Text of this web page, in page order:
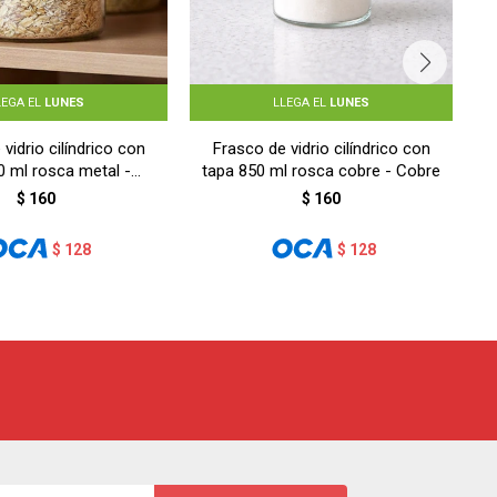
EL LUNES
vidrio cilíndrico con
ml rosca metal -
PLATA
$ 160
$ 128
LLEGA EL LUNES
Frasco de vidrio cilíndrico con
tapa 850 ml rosca cobre - Cobre
$ 160
$ 128